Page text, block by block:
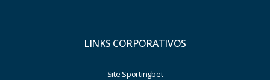
LINKS CORPORATIVOS
Site Sportingbet